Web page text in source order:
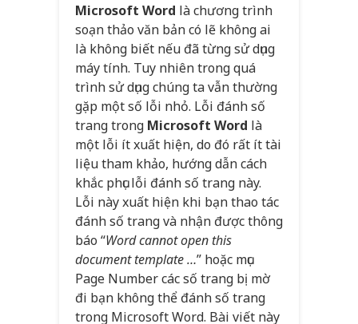
Microsoft Word là chương trình
soạn thảo văn bản có lẽ không ai
là không biết nếu đã từng sử dụng
máy tính. Tuy nhiên trong quá
trình sử dụng chúng ta vẫn thường
gặp một số lỗi nhỏ. Lỗi đánh số
trang trong Microsoft Word là
một lỗi ít xuất hiện, do đó rất ít tài
liệu tham khảo, hướng dẫn cách
khắc phục lỗi đánh số trang này.
Lỗi này xuất hiện khi bạn thao tác
đánh số trang và nhận được thông
báo “Word cannot open this
document template …” hoặc mục
Page Number các số trang bị mờ
đi bạn không thể đánh số trang
trong Microsoft Word. Bài viết này